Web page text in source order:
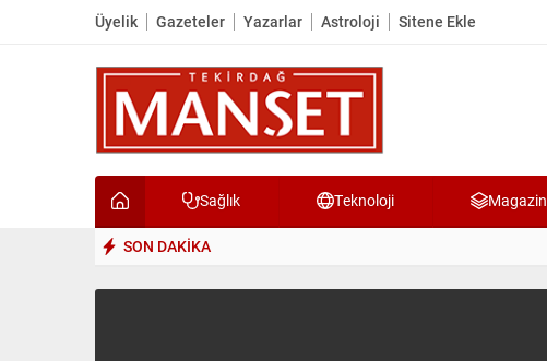
Üyelik Gazeteler Yazarlar Astroloji Sitene Ekle
Sağlık Teknoloji Magazin
SON DAKİKA